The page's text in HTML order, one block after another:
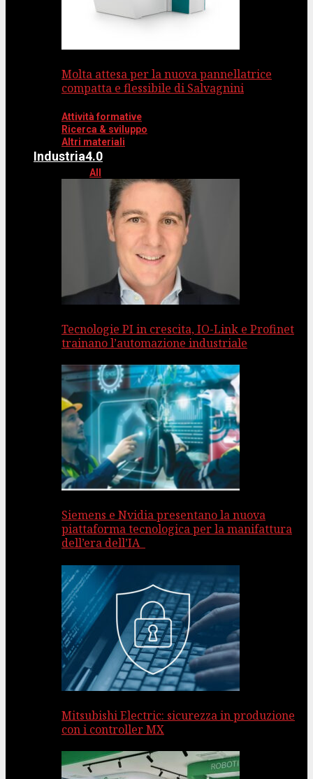
Molta attesa per la nuova pannellatrice
compatta e flessibile di Salvagnini
Attività formative
Ricerca & sviluppo
Altri materiali
Industria4.0
All
Tecnologie PI in crescita, IO-Link e Profinet
trainano l’automazione industriale
Siemens e Nvidia presentano la nuova
piattaforma tecnologica per la manifattura
dell’era dell’IA
Mitsubishi Electric: sicurezza in produzione
con i controller MX